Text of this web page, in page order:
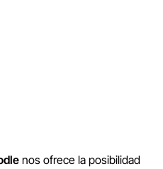
nos ofrece la posibilidad